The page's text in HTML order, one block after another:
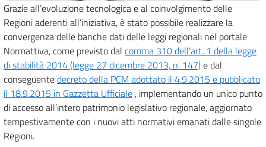
Grazie all’evoluzione tecnologica e al coinvolgimento delle
Regioni aderenti all’iniziativa, è stato possibile realizzare la
convergenza delle banche dati delle leggi regionali nel portale
Normattiva, come previsto dal comma 310 dell’art. 1 della legge
di stabilità 2014 (legge 27 dicembre 2013, n. 147)e dal
conseguentedecreto della PCM adottato il 4.9.2015 e pubblicato
il 18.9.2015 in Gazzetta Ufficiale , implementando un unico punto
di accesso all’intero patrimonio legislativo regionale, aggiornato
tempestivamente con i nuovi atti normativi emanati dalle singole
Regioni.